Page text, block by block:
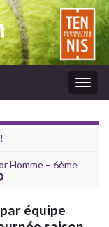
Homme – 6ème
équipe